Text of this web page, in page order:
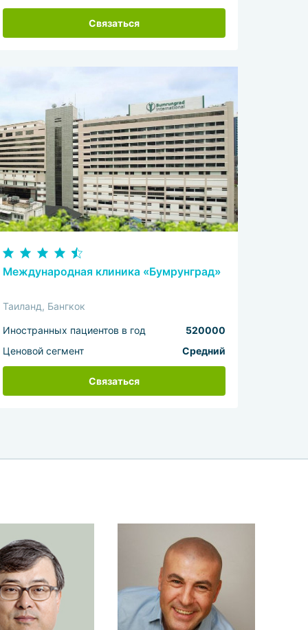
Связаться
Международная клиника «Бумрунград»
Таиланд, Бангкок
Иностранных пациентов в год
520000
Ценовой сегмент
Средний
Связаться